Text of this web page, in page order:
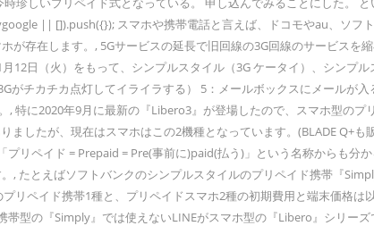
|| []).push({}); スマホや携帯電話と言えば、ドコモやau、ソフ
が存在します。, 5Gサービスの延長で旧回線の3G回線のサービスを
12日（火）をもって、シンプルスタイル（3G ケータイ）、シン
チカチカ点灯してイライラする） 5：メールボックスにメールが
特に2020年9月に最新の『Libero3』が登場したので、スマホ型の
したが、現在はスマホはこの2機種となっています。(BLADE Q+
リペイド = Prepaid = Pre(事前に)paid(払う)」という名称からも
, たとえばソフトバンクのシンプルスタイルのプリペイド携帯『
リペイド携帯1種と、プリペイドスマホ2種の初期費用と端末価格
型の『Simply』では使えないLINEがスマホ型の『Libero』シリー